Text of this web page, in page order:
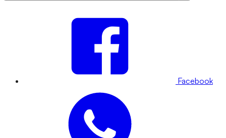
Facebook